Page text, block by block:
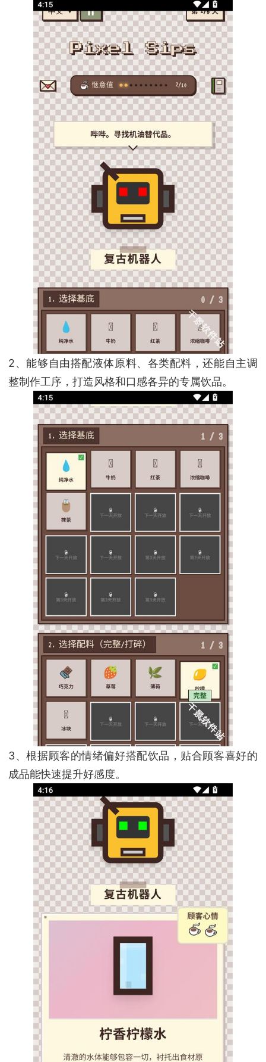
2、能够自由搭配液体原料、各类配料，还能自主调
整制作工序，打造风格和口感各异的专属饮品。
3、根据顾客的情绪偏好搭配饮品，贴合顾客喜好的
成品能快速提升好感度。